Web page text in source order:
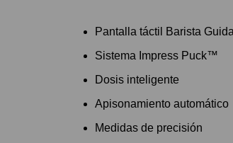
Pantalla táctil Barista
Sistema Impress Puck™
Dosis inteligente
Apisonamiento automático
Medidas de precisión